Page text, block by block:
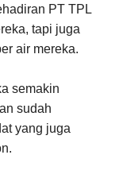
PT TPL
tapi juga
air mereka.
semakin
sudah
yang juga